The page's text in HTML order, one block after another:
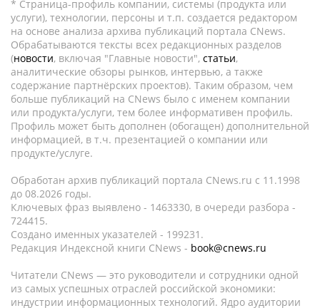
* Страница-профиль компании, системы (продукта или
услуги), технологии, персоны и т.п. создается редактором
на основе анализа архива публикаций портала CNews.
Обрабатываются тексты всех редакционных разделов
(новости, включая "Главные новости", статьи,
аналитические обзоры рынков, интервью, а также
содержание партнёрских проектов). Таким образом, чем
больше публикаций на CNews было с именем компании
или продукта/услуги, тем более информативен профиль.
Профиль может быть дополнен (обогащен) дополнительной
информацией, в т.ч. презентацией о компании или
продукте/услуге.
Обработан архив публикаций портала CNews.ru c 11.1998
до 08.2026 годы.
Ключевых фраз выявлено - 1463330, в очереди разбора -
724415.
Создано именных указателей - 199231.
Редакция Индексной книги CNews - book@cnews.ru
Читатели CNews — это руководители и сотрудники одной
из самых успешных отраслей российской экономики:
индустрии информационных технологий. Ядро аудитории